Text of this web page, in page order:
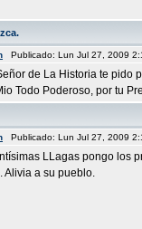
Publicado: Lun Jul 27, 2009
de La Historia te pido
Todo Poderoso, por tu
Publicado: Lun Jul 27, 2009
LLagas pongo los
Alivia a su pueblo.